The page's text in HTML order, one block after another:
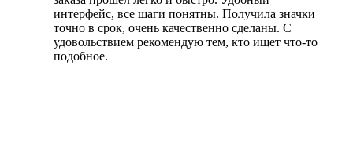
интерфейс, все шаги понятны. Получила значки
точно в срок, очень качественно сделаны. С
удовольствием рекомендую тем, кто ищет что-то
подобное.